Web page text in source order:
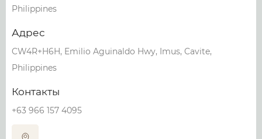
Philippines
Адрес
CW4R+H6H, Emilio Aguinaldo Hwy, Imus, Cavite,
Philippines
Контакты
+63 966 157 4095